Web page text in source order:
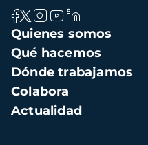
Navegación
principal
Quienes somos
Qué hacemos
Dónde trabajamos
Colabora
Actualidad